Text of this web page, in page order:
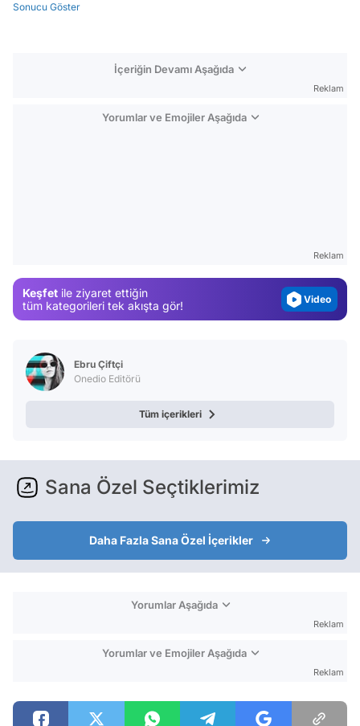
Sonucu Göster
İçeriğin Devamı Aşağıda
Reklam
Yorumlar ve Emojiler Aşağıda
Reklam
Keşfet ile ziyaret ettiğin
tüm kategorileri tek akışta gör!
Video
Ebru Çiftçi
Onedio Editörü
Tüm içerikleri
Sana Özel Seçtiklerimiz
Daha Fazla Sana Özel İçerikler
Yorumlar Aşağıda
Reklam
Yorumlar ve Emojiler Aşağıda
Reklam